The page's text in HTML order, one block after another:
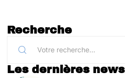
Recherche
Les dernières news